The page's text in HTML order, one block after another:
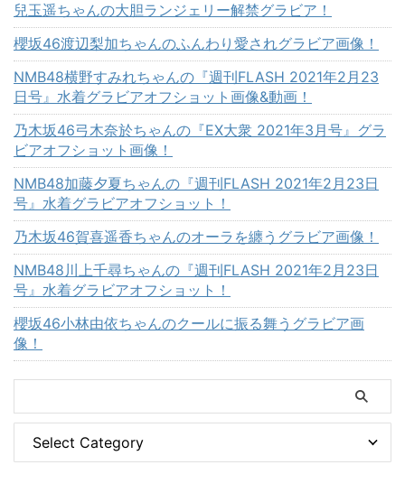
兒玉遥ちゃんの大胆ランジェリー解禁グラビア！
櫻坂46渡辺梨加ちゃんのふんわり愛されグラビア画像！
NMB48横野すみれちゃんの『週刊FLASH 2021年2月23
日号』水着グラビアオフショット画像&動画！
乃木坂46弓木奈於ちゃんの『EX大衆 2021年3月号』グラ
ビアオフショット画像！
NMB48加藤夕夏ちゃんの『週刊FLASH 2021年2月23日
号』水着グラビアオフショット！
乃木坂46賀喜遥香ちゃんのオーラを纏うグラビア画像！
NMB48川上千尋ちゃんの『週刊FLASH 2021年2月23日
号』水着グラビアオフショット！
櫻坂46小林由依ちゃんのクールに振る舞うグラビア画
像！